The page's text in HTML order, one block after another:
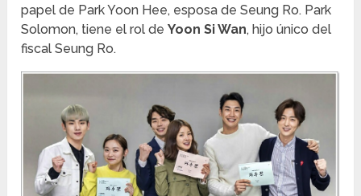
papel de Park Yoon Hee, esposa de Seung Ro. Park
Solomon, tiene el rol deYoon Si Wan, hijo único del
fiscal Seung Ro.